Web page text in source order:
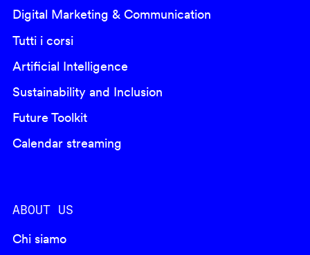
Digital Marketing & Communication
Tutti i corsi
Artificial Intelligence
Sustainability and Inclusion
Future Toolkit
Calendar streaming
ABOUT US
Chi siamo